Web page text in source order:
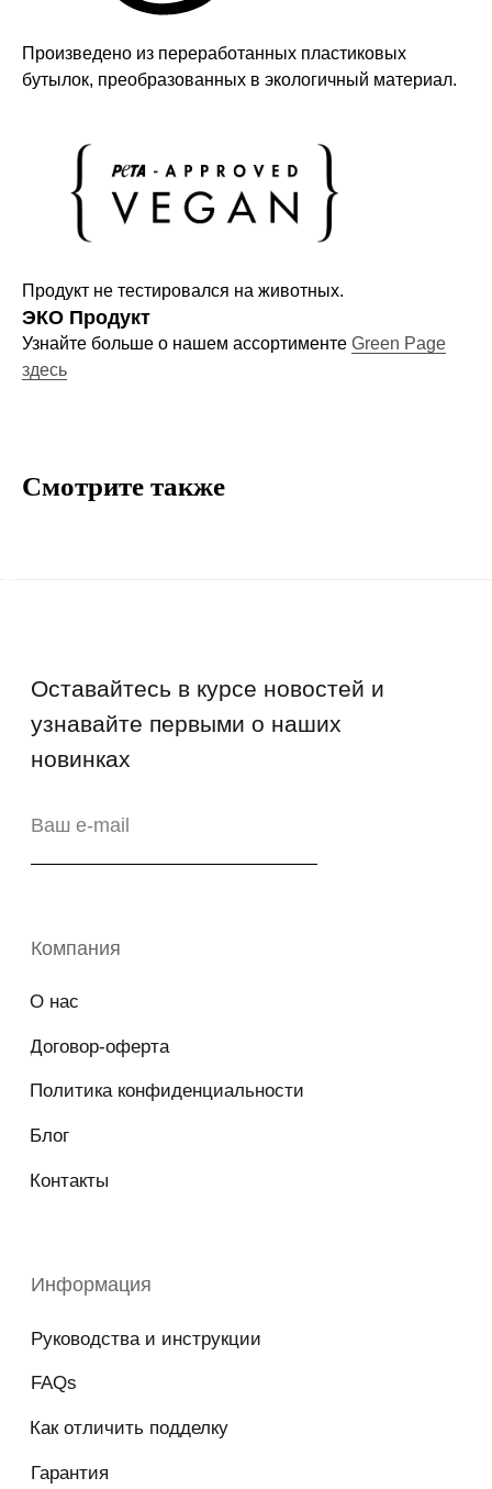
Произведено из переработанных пластиковых
бутылок, преобразованных в экологичный материал.
Продукт не тестировался на животных.
ЭКО Продукт
Узнайте больше о нашем ассортименте Green Page
здесь
Смотрите также
Договор-оферта
Политика конфиденциальности
Контакты
№83312 от 19.01.2018 года
Гарантия